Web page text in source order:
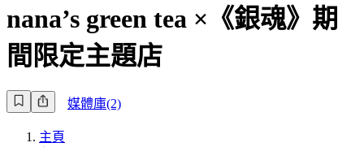
nana’s green tea ×《銀魂》期
間限定主題店
媒體庫(2)
主頁